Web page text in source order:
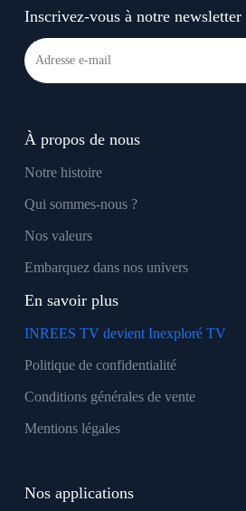
Inscrivez-vous à notre newsletter
À propos de nous
Notre histoire
Qui sommes-nous ?
Nos valeurs
Embarquez dans nos univers
En savoir plus
INREES TV devient Inexploré TV
Politique de confidentialité
Conditions générales de vente
Mentions légales
Nos applications